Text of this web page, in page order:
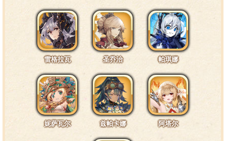
雷格拉瓦 圣乔治 帕琪娜
妮萨瓦尔 兹帕卡娜 阿塔尔